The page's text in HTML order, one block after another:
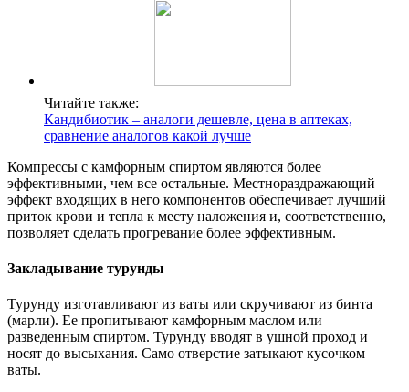
Читайте также:
Кандибиотик – аналоги дешевле, цена в аптеках,
сравнение аналогов какой лучше
Компрессы с камфорным спиртом являются более
эффективными, чем все остальные. Местнораздражающий
эффект входящих в него компонентов обеспечивает лучший
приток крови и тепла к месту наложения и, соответственно,
позволяет сделать прогревание более эффективным.
Закладывание турунды
Турунду изготавливают из ваты или скручивают из бинта
(марли). Ее пропитывают камфорным маслом или
разведенным спиртом. Турунду вводят в ушной проход и
носят до высыхания. Само отверстие затыкают кусочком
ваты.